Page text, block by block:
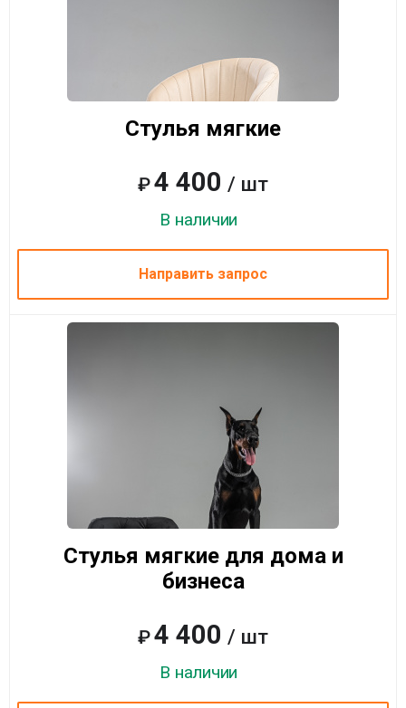
Стулья мягкие
₽4 400 / шт
В наличии
Направить запрос
Стулья мягкие для дома и
бизнеса
₽4 400 / шт
В наличии